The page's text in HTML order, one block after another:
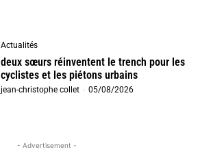
Actualités
deux sœurs réinventent le trench pour les
cyclistes et les piétons urbains
jean-christophe collet - 05/08/2026
- Advertisement -